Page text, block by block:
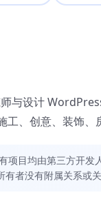
与设计
工、创意、装饰、
项目均由第三方开
者没有附属关系或关